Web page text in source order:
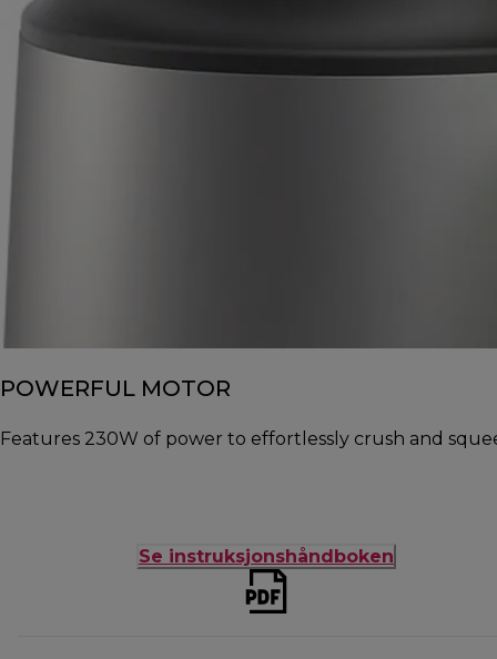
POWERFUL MOTOR
Features 230W of power to effortlessly crush and
Se instruksjonshåndboken